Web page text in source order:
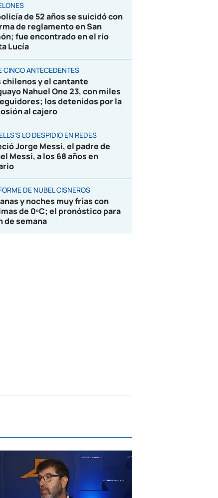
de 52 años se suicidó con
de reglamento en San
fue encontrado en el río
Lucía
CINCO ANTECEDENTES
chilenos y el cantante
Nahuel One 23, con miles
los detenidos por la
al cajero
LO DESPIDIÓ EN REDES
Jorge Messi, el padre de
Messi, a los 68 años en
DE NUBEL CISNEROS
y noches muy frías con
de 0ºC; el pronóstico para
de semana